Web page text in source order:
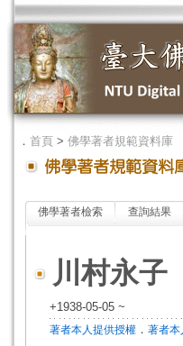
． 首頁 > 佛學著者規範資料庫
佛學著者檢索 查詢結果
川村永子
+1938-05-05 ~
著者本人提供授權 ． 著者本